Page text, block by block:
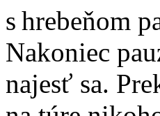
s hrebeňom
Nakoniec
najesť sa.